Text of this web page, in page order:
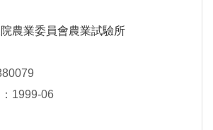
農業委員會農業試驗所
1999-06